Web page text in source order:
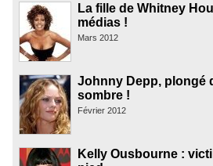
La fille de Whitney
médias !
Mars 2012
Johnny Depp, plongé
sombre !
Février 2012
Kelly Ousbourne :